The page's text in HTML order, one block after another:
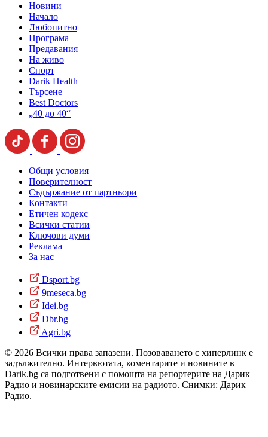
Новини
Начало
Любопитно
Програма
Предавания
На живо
Спорт
Darik Health
Търсене
Best Doctors
„40 до 40“
Общи условия
Поверителност
Съдържание от партньори
Контакти
Етичен кодекс
Всички статии
Ключови думи
Реклама
За нас
Dsport.bg
9meseca.bg
Idei.bg
Dbr.bg
Agri.bg
© 2026 Всички права запазени. Позоваването с хиперлинк е
задължително. Интервютата, коментарите и новините в
Darik.bg са подготвени с помощта на репортерите на Дарик
Радио и новинарските емисии на радиото. Снимки: Дарик
Радио.